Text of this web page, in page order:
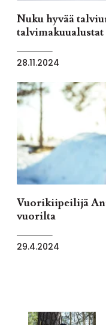
Nuku hyvää
talvimakuualustat
28.11.2024
Vuorikiipeilijä
vuorilta
29.4.2024